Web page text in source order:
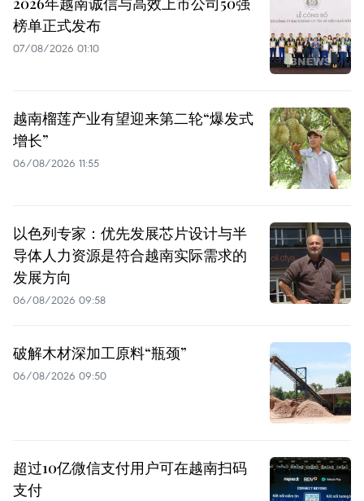
榜单正式发布
07/08/2026 01:10
越南榴莲产业有望迎来第二轮“爆发式
增长”
06/08/2026 11:55
以色列专家：优先发展芯片设计与半
导体人力资源是符合越南实际需求的
发展方向
06/08/2026 09:58
破解木材深加工原料“瓶颈”
06/08/2026 09:50
超过10亿微信支付用户可在越南扫码
支付